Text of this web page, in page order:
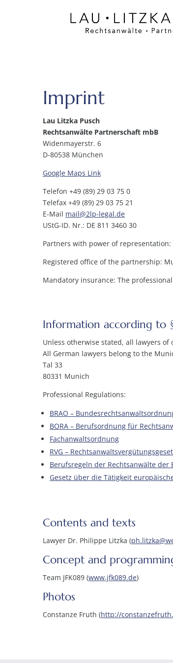
Imprint
Lau Litzka Pusch
Rechtsanwälte Partnerschaft mbB
Widenmayerstr. 6
D-80538 München
Google Maps Link
Telefon +49 (89) 29 03 75 0
Telefax +49 (89) 29 03 75 21
E-Mail mail@2lp-legal.de
UStG-ID. Nr.: DE 811 3460 30
Partners with power of representation:
Registered office of the partnership:
Mandatory insurance: The
Information according to
Unless otherwise stated, all lawyers
All German lawyers belong to the
Tal 33
80331 Munich
Professional Regulations:
BRAO –
BORA – Berufsordnung für
Fachanwaltsordnung
RVG –
Berufsregeln der Rechtsanwälte der
Gesetz über die Tätigkeit
Contents and texts
Lawyer Dr. Philippe Litzka (
Concept and
Team JFK089 (www.jfk089.de)
Photos
Constanze Fruth (http://